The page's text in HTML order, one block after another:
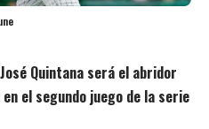
José Quintana será el abridor
el segundo juego de la serie